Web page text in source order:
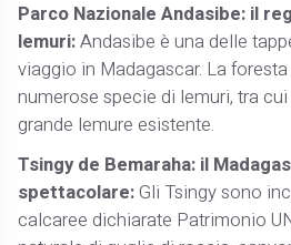
Parco Nazionale Andasibe: il
lemuri:Andasibe è una delle
viaggio in Madagascar. La
numerose specie di lemuri, tra cui
grande lemure esistente.
Tsingy de Bemaraha: il
spettacolare:Gli Tsingy sono
calcaree dichiarate Patrimonio